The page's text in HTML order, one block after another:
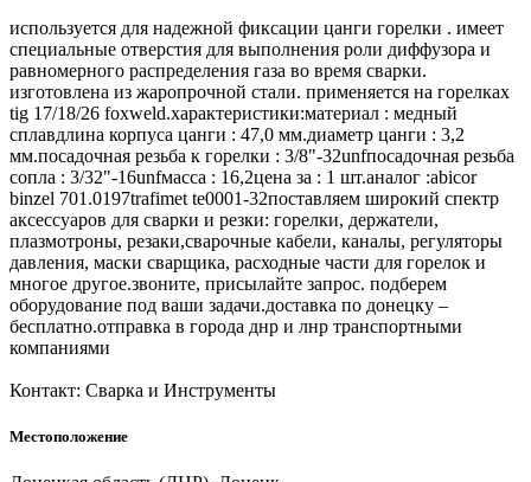
используется для надежной фиксации цанги горелки . имеет
специальные отверстия для выполнения роли диффузора и
равномерного распределения газа во время сварки.
изготовлена из жаропрочной стали. применяется на горелках
tig 17/18/26 foxweld.характеристики:материал : медный
сплавдлина корпуса цанги : 47,0 мм.диаметр цанги : 3,2
мм.посадочная резьба к горелки : 3/8"-32unfпосадочная резьба
сопла : 3/32"-16unfмасса : 16,2цена за : 1 шт.аналог :abicor
binzel 701.0197trafimet te0001-32поставляем широкий спектр
аксессуаров для сварки и резки: горелки, держатели,
плазмотроны, резаки,сварочные кабели, каналы, регуляторы
давления, маски сварщика, расходные части для горелок и
многое другое.звоните, присылайте запрос. подберем
оборудование под ваши задачи.доставка по донецку –
бесплатно.отправка в города днр и лнр транспортными
компаниями
Контакт: Сварка и Инструменты
Местоположение